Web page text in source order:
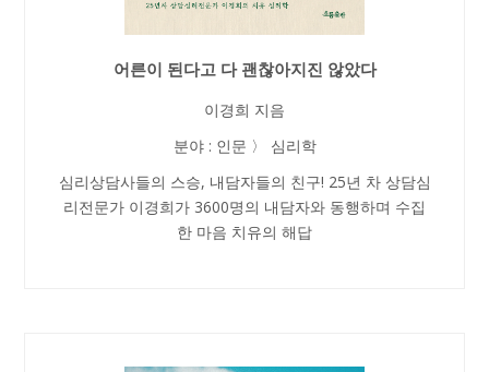
어른이 된다고 다 괜찮아지진 않았다
이경희 지음
분야 : 인문 〉 심리학
심리상담사들의 스승, 내담자들의 친구! 25년 차 상담심
리전문가 이경희가 3600명의 내담자와 동행하며 수집
한 마음 치유의 해답